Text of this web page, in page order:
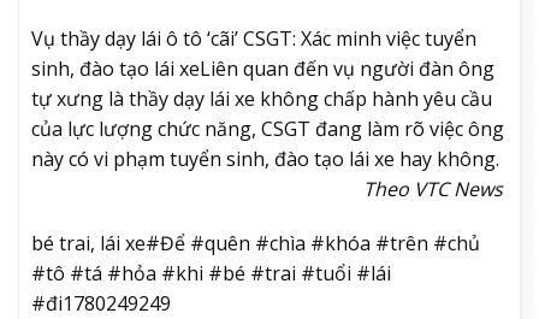
Vụ thầy dạy lái ô tô ‘cãi’ CSGT: Xác minh việc tuyển
sinh, đào tạo lái xeLiên quan đến vụ người đàn ông
tự xưng là thầy dạy lái xe không chấp hành yêu cầu
của lực lượng chức năng, CSGT đang làm rõ việc ông
này có vi phạm tuyển sinh, đào tạo lái xe hay không.
Theo VTC News
bé trai, lái xe#Để #quên #chìa #khóa #trên #chủ
#tô #tá #hỏa #khi #bé #trai #tuổi #lái
#đi1780249249